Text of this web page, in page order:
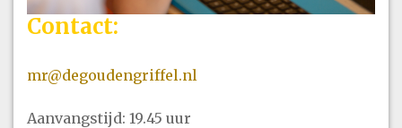
Contact:
mr@degoudengriffel.nl
Aanvangstijd: 19.45 uur